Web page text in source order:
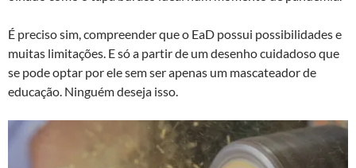
É preciso sim, compreender que o EaD possui possibilidades e
muitas limitações. E só a partir de um desenho cuidadoso que
se pode optar por ele sem ser apenas um mascateador de
educação. Ninguém deseja isso.